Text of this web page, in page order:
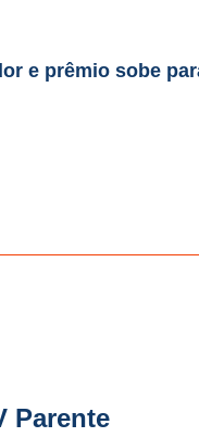
e prêmio sobe
Parente